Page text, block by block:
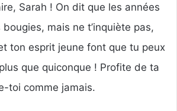
Sarah ! On dit que les années
mais ne t’inquiète pas,
ton esprit jeune font que tu peux
que quiconque ! Profite de ta
toi comme jamais.